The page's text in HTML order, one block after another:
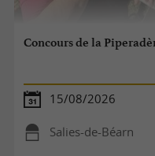
Concours de la
15/08/2026
Salies-de-Béarn